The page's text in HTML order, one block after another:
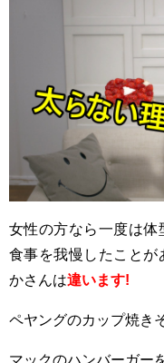
女性の方なら一度は体
食事を我慢したことが
かさんは違います!
ペヤングのカップ焼き
マックのハンバーガー